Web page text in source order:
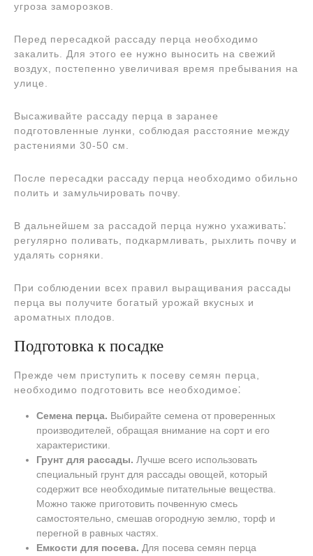
угроза заморозков.
Перед пересадкой рассаду перца необходимо
закалить. Для этого ее нужно выносить на свежий
воздух, постепенно увеличивая время пребывания на
улице.
Высаживайте рассаду перца в заранее
подготовленные лунки, соблюдая расстояние между
растениями 30-50 см.
После пересадки рассаду перца необходимо обильно
полить и замульчировать почву.
В дальнейшем за рассадой перца нужно ухаживать⁚
регулярно поливать, подкармливать, рыхлить почву и
удалять сорняки.
При соблюдении всех правил выращивания рассады
перца вы получите богатый урожай вкусных и
ароматных плодов.
Подготовка к посадке
Прежде чем приступить к посеву семян перца,
необходимо подготовить все необходимое⁚
Семена перца. Выбирайте семена от проверенных
производителей, обращая внимание на сорт и его
характеристики.
Грунт для рассады. Лучше всего использовать
специальный грунт для рассады овощей, который
содержит все необходимые питательные вещества.
Можно также приготовить почвенную смесь
самостоятельно, смешав огородную землю, торф и
перегной в равных частях.
Емкости для посева. Для посева семян перца